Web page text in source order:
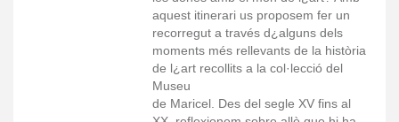
aquest itinerari us proposem fer un
recorregut a través d¿alguns dels
moments més rellevants de la història
de l¿art recollits a la col·lecció del
Museu
de Maricel. Des del segle XV fins al